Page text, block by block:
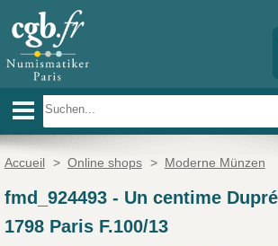
Accueil > Online shops > Moderne Münzen
fmd_924493- Un centime Dupré
1798 Paris F.100/13